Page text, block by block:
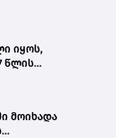
იყოს,
წლის
მოიხადა